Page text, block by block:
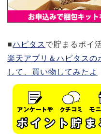
■ハピタス で貯まるポイ
楽天アプリ＆ハピタスの
して、買い物してみたよ